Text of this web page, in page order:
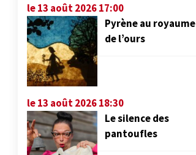
le 13 août 2026 17:00
Pyrène au royaume
de l’ours
le 13 août 2026 18:30
Le silence des
pantoufles